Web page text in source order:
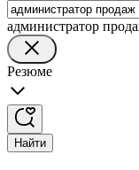
администратор
Резюме
Найти